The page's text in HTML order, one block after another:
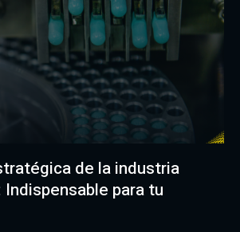
de la industria
para tu